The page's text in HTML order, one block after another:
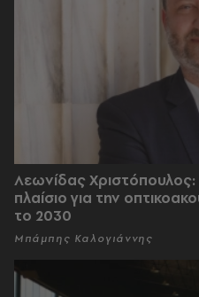
Λεωνίδας Χριστόπουλος:
πλαίσιο για την
το 2030
Μπάμπης Καλογιάννης